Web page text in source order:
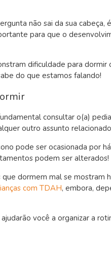
não sai da sua cabeça,
para que o
dificuldade para dormir
do que estamos falando!
consultar o(a)
outro assunto
pode ser ocasionada por
podem ser alterados!
dormem mal se mostram
com TDAH, embora,
ajudarão você a organizar a